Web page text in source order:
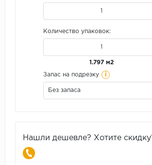
Количество упаковок:
1.797 м2
Запас на подрезку i
Без запаса
Нашли дешевле? Хотите